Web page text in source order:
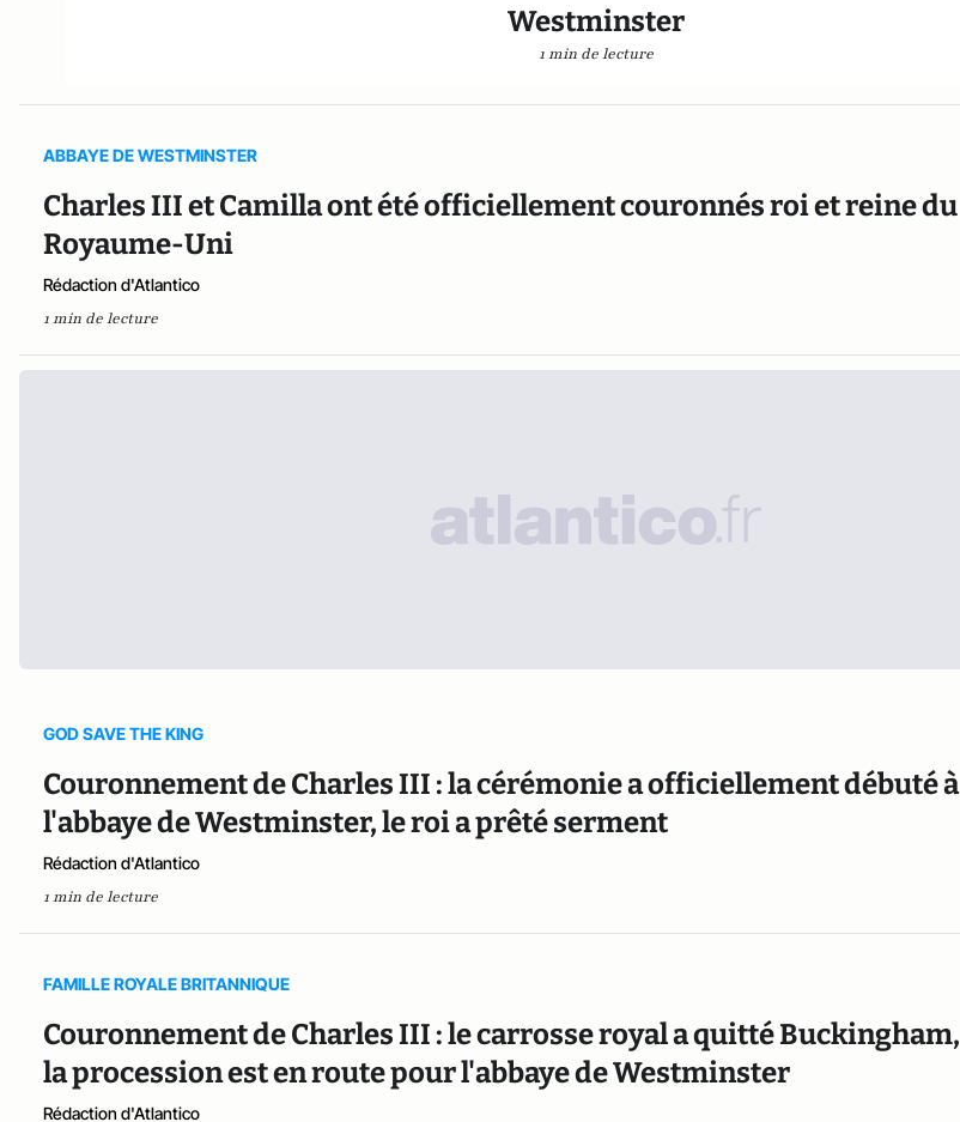
Westminster
1 min de lecture
ABBAYE DE WESTMINSTER
Charles III et Camilla ont été officiellement couronnés roi et reine du
Royaume-Uni
Rédaction d'Atlantico
1 min de lecture
GOD SAVE THE KING
Couronnement de Charles III : la cérémonie a officiellement débuté à
l'abbaye de Westminster, le roi a prêté serment
Rédaction d'Atlantico
1 min de lecture
FAMILLE ROYALE BRITANNIQUE
Couronnement de Charles III : le carrosse royal a quitté Buckingham,
la procession est en route pour l'abbaye de Westminster
Rédaction d'Atlantico